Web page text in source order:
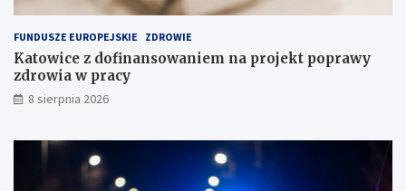
d
o
w
i
u
FUNDUSZE EUROPEJSKIE ZDROWIE
Katowice z dofinansowaniem na projekt poprawy
zdrowia w pracy
8 sierpnia 2026